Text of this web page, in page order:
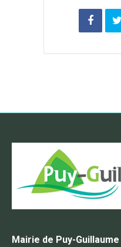
Mairie de Puy-Guillaume